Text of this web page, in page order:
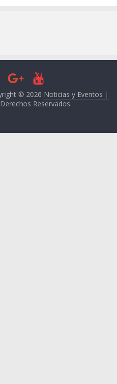
© 2026 Noticias y Eventos |
Reservados.